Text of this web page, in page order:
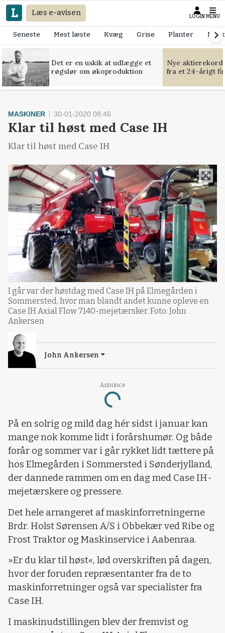
Læs e-avisen LOGIN MENU
Seneste Mest læste Kvæg Grise Planter
Det er en uskik at udlægge et
røgslør om økoproduktion
Nye
fra et 24-årigt
Annonce
Loading...
MASKINER 30-01-2020 08:46
Klar til høst med Case IH
Klar til høst med Case IH
I går var der høstdag med Case IH på Elmegården i
Sommersted, hvor man blandt andet kunne opleve en
Case IH Axial Flow 7140-mejetærsker. Foto: John
Ankersen
John Ankersen
På en solrig og mild dag hér sidst i januar kan
mange nok komme lidt i forårshumør. Og både
forår og sommer var i går rykket lidt tættere på
hos Elmegården i Sommersted i Sønderjylland,
der dannede rammen om en dag med Case IH-
mejetærskere og pressere.
Det hele arrangeret af maskinforretningerne
Brdr. Holst Sørensen A/S i Obbekær ved Ribe og
Frost Traktor og Maskinservice i Aabenraa.
»Er du klar til høst«, lød overskriften på dagen,
hvor der foruden repræsentanter fra de to
maskinforretninger også var specialister fra
Case IH.
I maskinudstillingen blev der fremvist og